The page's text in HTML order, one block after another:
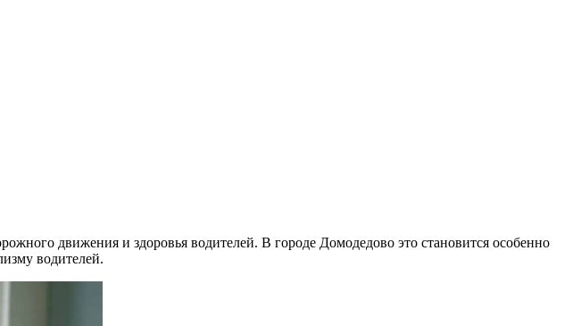
движения и здоровья водителей. В городе Домодедово это становится особенно
водителей.